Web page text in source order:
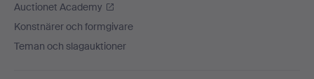
Auctionet Academy
Konstnärer och formgivare
Teman och slagauktioner